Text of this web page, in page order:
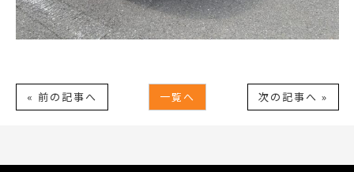
« 前の記事へ 一覧へ 次の記事へ »